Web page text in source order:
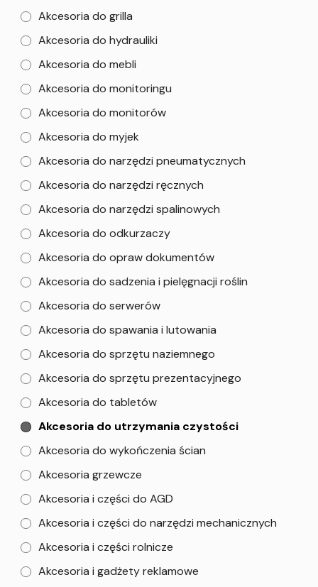
Akcesoria do grilla
Akcesoria do hydrauliki
Akcesoria do mebli
Akcesoria do monitoringu
Akcesoria do monitorów
Akcesoria do myjek
Akcesoria do narzędzi pneumatycznych
Akcesoria do narzędzi ręcznych
Akcesoria do narzędzi spalinowych
Akcesoria do odkurzaczy
Akcesoria do opraw dokumentów
Akcesoria do sadzenia i pielęgnacji roślin
Akcesoria do serwerów
Akcesoria do spawania i lutowania
Akcesoria do sprzętu naziemnego
Akcesoria do sprzętu prezentacyjnego
Akcesoria do tabletów
Akcesoria do utrzymania czystości
Akcesoria do wykończenia ścian
Akcesoria grzewcze
Akcesoria i części do AGD
Akcesoria i części do narzędzi mechanicznych
Akcesoria i części rolnicze
Akcesoria i gadżety reklamowe